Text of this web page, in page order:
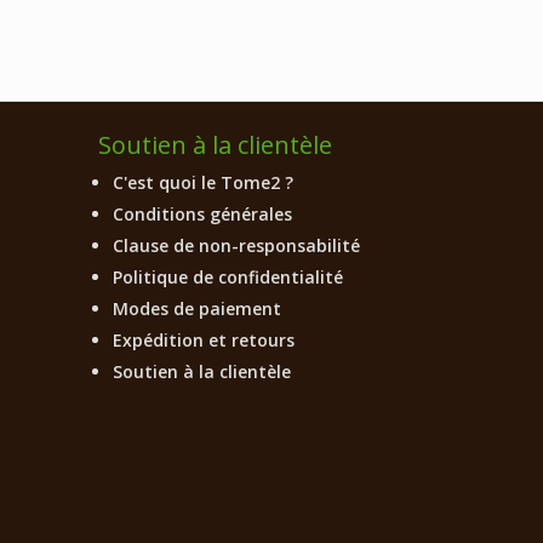
Soutien à la clientèle
C'est quoi le Tome2 ?
Conditions générales
Clause de non-responsabilité
Politique de confidentialité
Modes de paiement
Expédition et retours
Soutien à la clientèle